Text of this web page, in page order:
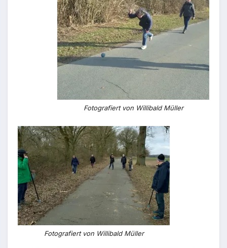
Fotografiert von Willibald Müller
Fotografiert von Willibald Müller